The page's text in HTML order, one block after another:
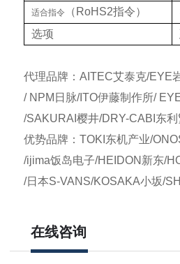
适合指令 （RoHS2指令）
选项
代理品牌：AITEC艾泰克/EYE
/ NPM日脉/ITO伊藤制作所/
/SAKURAI樱井/DRY-CABI东利
优势品牌：TOKI东机产业/
/ijima饭岛电子/HEIDON新东/
/日本S-VANS/KOSAKA小坂/
在线咨询